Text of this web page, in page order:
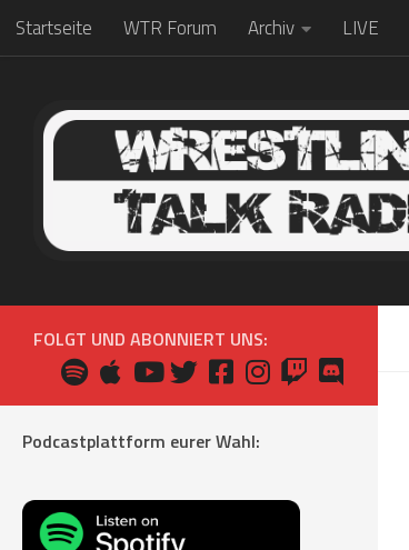
Zum Inhalt springen
Startseite WTR Forum Archiv LIVE
FOLGT UND ABONNIERT UNS:
Podcastplattform eurer Wahl: